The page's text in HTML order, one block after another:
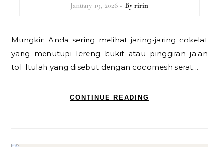
January 19, 2026 - Byririn
Mungkin Anda sering melihat jaring-jaring cokelat
yang menutupi lereng bukit atau pinggiran jalan
tol. Itulah yang disebut dengan cocomesh serat…
CONTINUE READING